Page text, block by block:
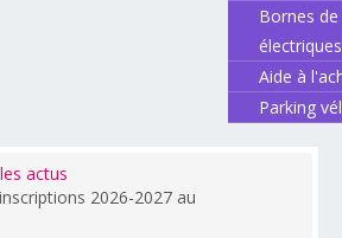
Bornes
électriques
Aide à
Parking
actus
2026-2027 au